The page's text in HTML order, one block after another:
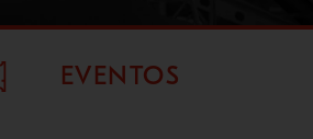
EVENTOS